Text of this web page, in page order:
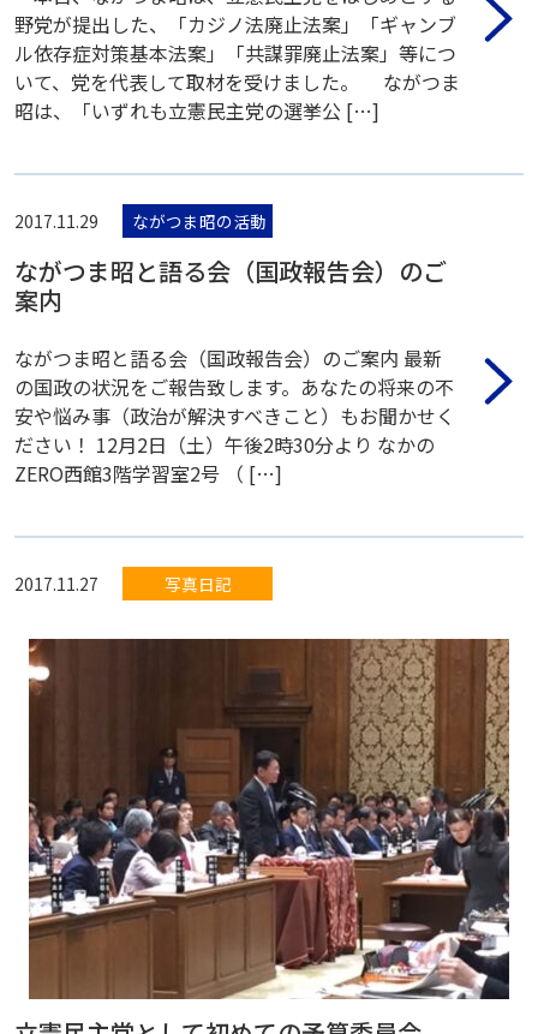
野党が提出した、「カジノ法廃止法案」「ギャンブ
ル依存症対策基本法案」「共謀罪廃止法案」等につ
いて、党を代表して取材を受けました。 ながつま
昭は、「いずれも立憲民主党の選挙公 […]
2017.11.29 ながつま昭の活動
ながつま昭と語る会（国政報告会）のご
案内
ながつま昭と語る会（国政報告会）のご案内 最新
の国政の状況をご報告致します。あなたの将来の不
安や悩み事（政治が解決すべきこと）もお聞かせく
ださい！ 12月2日（土）午後2時30分より なかの
ZERO西館3階学習室2号 （ […]
2017.11.27 写真日記